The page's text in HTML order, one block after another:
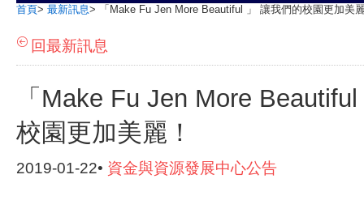
首頁> 最新訊息> 「Make Fu Jen More Beautiful 」 讓我們的校園更加美
回最新訊息
「Make Fu Jen More
校園更加美麗！
2019-01-22• 資金與資源發展中心公告